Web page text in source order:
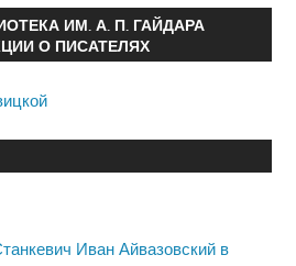
ИМ. А. П. ГАЙДАРА
О ПИСАТЕЛЯХ
Иван Айвазовский в